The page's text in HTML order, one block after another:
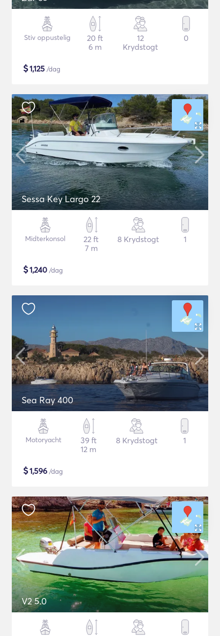
Stiv oppustelig
20 ft
6 m
12
Krydstogt
0
$1,125 /dag
Sessa Key Largo 22
Midterkonsol
22 ft
7 m
8 Krydstogt 1
$1,240 /dag
Sea Ray 400
Motoryacht
39 ft
12 m
8 Krydstogt 1
$1,596 /dag
V2 5.0